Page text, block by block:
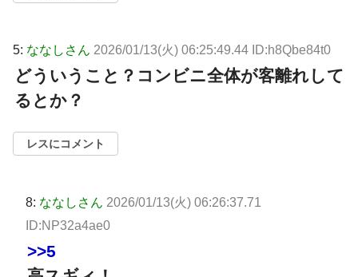
5: ななしさん 2026/01/13(火) 06:25:49.44 ID:h8Qbe84t0
どういうこと？コンビニ全体が客離れして
るとか？
レスにコメント
8: ななしさん 2026/01/13(火) 06:26:37.71
ID:NP32a4ae0
>>5